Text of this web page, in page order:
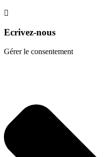

Ecrivez-nous
Gérer le consentement